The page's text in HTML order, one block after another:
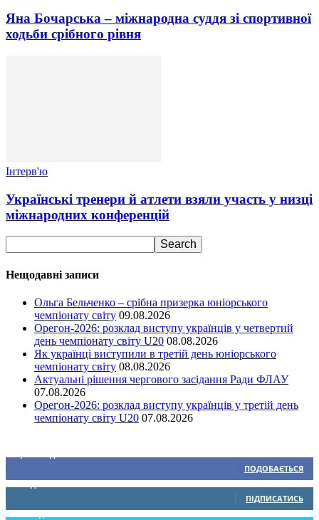
Яна Бочарська – міжнародна суддя зі спортивної
ходьби срібного рівня
Інтерв'ю
Українські тренери й атлети взяли участь у низці
міжнародних конференцій
Нещодавні записи
Ольга Бельченко – срібна призерка юніорського
чемпіонату світу 09.08.2026
Орегон-2026: розклад виступу українців у четвертий
день чемпіонату світу U20 08.08.2026
Як українці виступили в третій день юніорського
чемпіонату світу 08.08.2026
Актуальні рішення чергового засідання Ради ФЛАУ
07.08.2026
Орегон-2026: розклад виступу українців у третій день
чемпіонату світу U20 07.08.2026
ПОДОБАЄТЬСЯ
0 Підписників
ПІДПИСАТИСЬ
234 Підписників